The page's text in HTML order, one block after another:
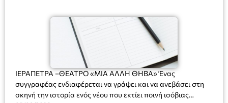
και λήψη αποφάσεων στα παρακάτω θέματα:
ΙΕΡΑΠΕΤΡΑ –ΘΕΑΤΡΟ «ΜΙΑ ΑΛΛΗ ΘΗΒΑ» Ένας
συγγραφέας ενδιαφέρεται να γράψει και να ανεβάσει στη
σκηνή την ιστορία ενός νέου που εκτίει ποινή ισόβιας